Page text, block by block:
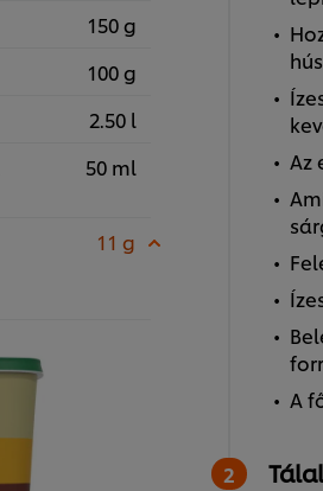
150 g
100 g
2.50 l
50 ml
11 g
Az
A